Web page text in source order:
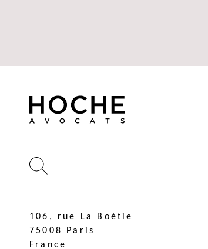
106, rue La Boétie
75008 Paris
France
106, rue La Boétie
75008 Paris
France